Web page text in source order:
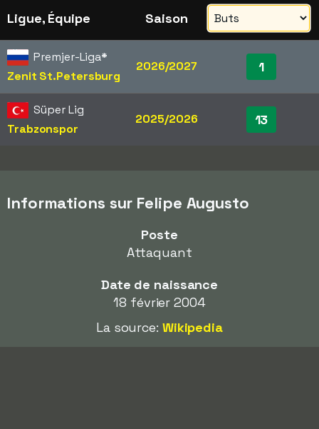
Ligue, Équipe Saison
Premjer-Liga*
Zenit St.Petersburg
2026/2027 1
Süper Lig
Trabzonspor
2025/2026 13
Informations sur Felipe Augusto
Poste
Attaquant
Date de naissance
18 février 2004
La source: Wikipedia